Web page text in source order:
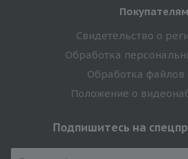
Покупателям
Свидетельство о
Обработка
Обработка файлов
Положение о
Подпишитесь на